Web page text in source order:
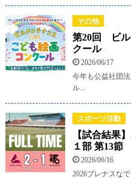
その他
第20回 ビル
クール
2026/06/17
今年も公益社団
ル...
スポーツ活動
【試合結果
１部 第13節
2026/06/16
2026プレナスな